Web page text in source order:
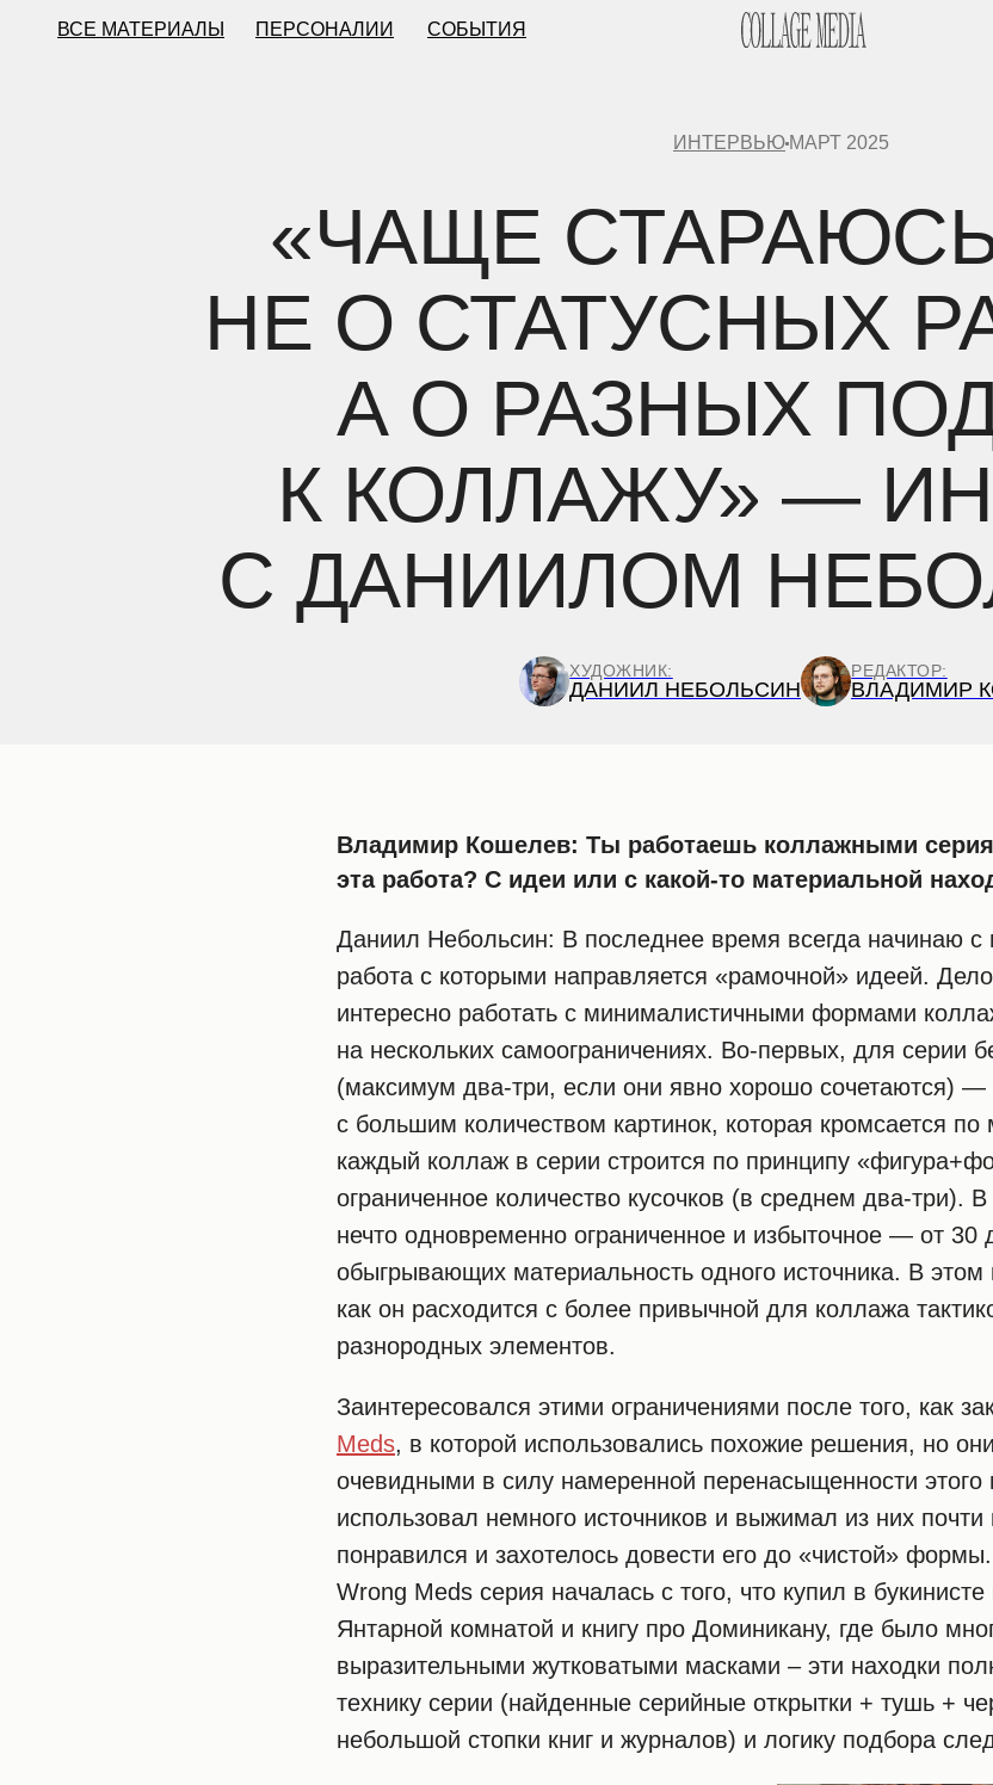
ВСЕ МАТЕРИАЛЫ СОБЫТИЯ
ПЕРСОНАЛИИ
ИНТЕРВЬЮ МАРТ 2025
«ЧАЩЕ
НЕ О СТАТУСНЫХ
А О РАЗНЫХ
К КОЛЛАЖУ» —
С ДАНИИЛОМ
ХУДОЖНИК:
ДАНИИЛ НЕБОЛЬСИН
РЕДАКТОР:
ВЛАДИМИР
Владимир Кошелев: Ты работаешь коллажными
эта работа? С идеи или с какой-то материальной
Даниил Небольсин: В последнее время всегда начинаю с
работа с которыми направляется «рамочной» идеей.
интересно работать с минималистичными формами
на нескольких самоограничениях. Во-первых, для серии
(максимум два-три, если они явно хорошо сочетаются) —
с большим количеством картинок, которая кромсается
каждый коллаж в серии строится по принципу
ограниченное количество кусочков (в среднем два-три). В
нечто одновременно ограниченное и избыточное — от 30
обыгрывающих материальность одного источника. В этом
как он расходится с более привычной для коллажа
разнородных элементов.
Заинтересовался этими ограничениями после того, как
Meds, в которой использовались похожие решения, но
очевидными в силу намеренной перенасыщенности
использовал немного источников и выжимал из них почти
понравился и захотелось довести его до «чистой»
Wrong Meds серия началась с того, что купил в
Янтарной комнатой и книгу про Доминикану, где было
выразительными жутковатыми масками – эти находки
технику серии (найденные серийные открытки + тушь +
небольшой стопки книг и журналов) и логику подбора